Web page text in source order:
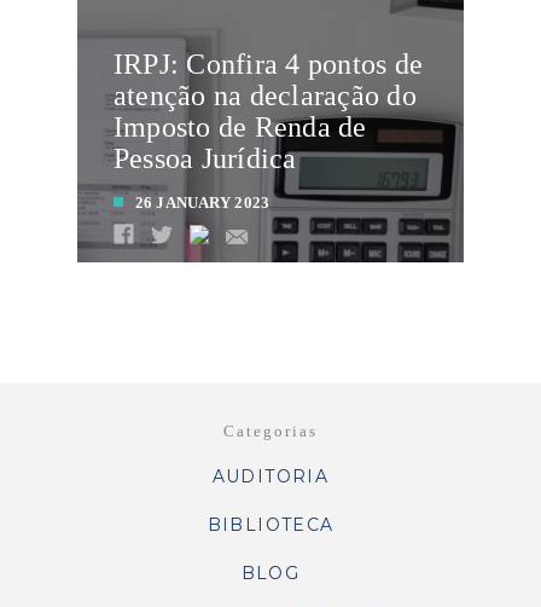
IRPJ: Confira 4 pontos de
atenção na declaração do
Imposto de Renda de
Pessoa Jurídica
26 JANUARY 2023
Categorias
AUDITORIA
BIBLIOTECA
BLOG